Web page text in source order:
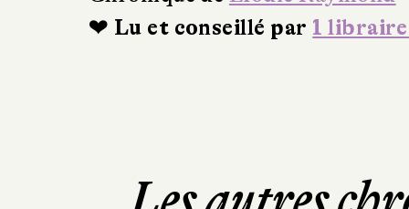
❤ Lu et conseillé par 1